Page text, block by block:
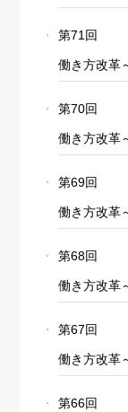
第71回
働き方改革
第70回
働き方改革
第69回
働き方改革
第68回
働き方改革
第67回
働き方改革
第66回